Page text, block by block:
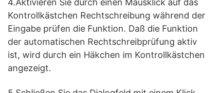
4.Aktivieren Sie durch einen Mausklick auf das
Kontrollkästchen Rechtschreibung während der
Eingabe prüfen die Funktion. Daß die Funktion
der automatischen Rechtschreibprüfung aktiv
ist, wird durch ein Häkchen im Kontrollkästchen
angezeigt.